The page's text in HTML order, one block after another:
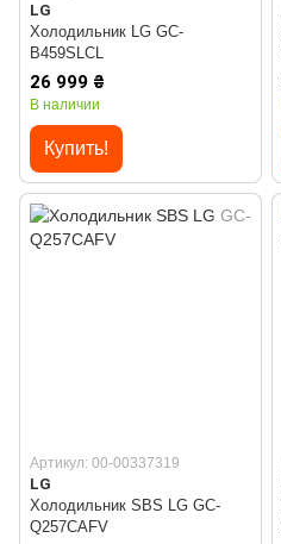
LG
Холодильник LG GC-
B459SLCL
26 999 ₴
В наличии
Купить!
Артикул: 00-00337319
LG
Холодильник SBS LG GC-
Q257CAFV